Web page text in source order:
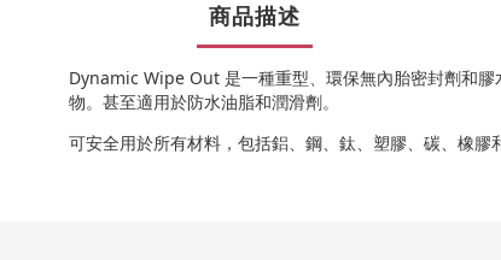
商品描述
Dynamic Wipe Out 是一種重型、環保無內胎密封劑和
物。甚至適用於防水油脂和潤滑劑。
可安全用於所有材料，包括鋁、鋼、鈦、塑膠、碳、橡